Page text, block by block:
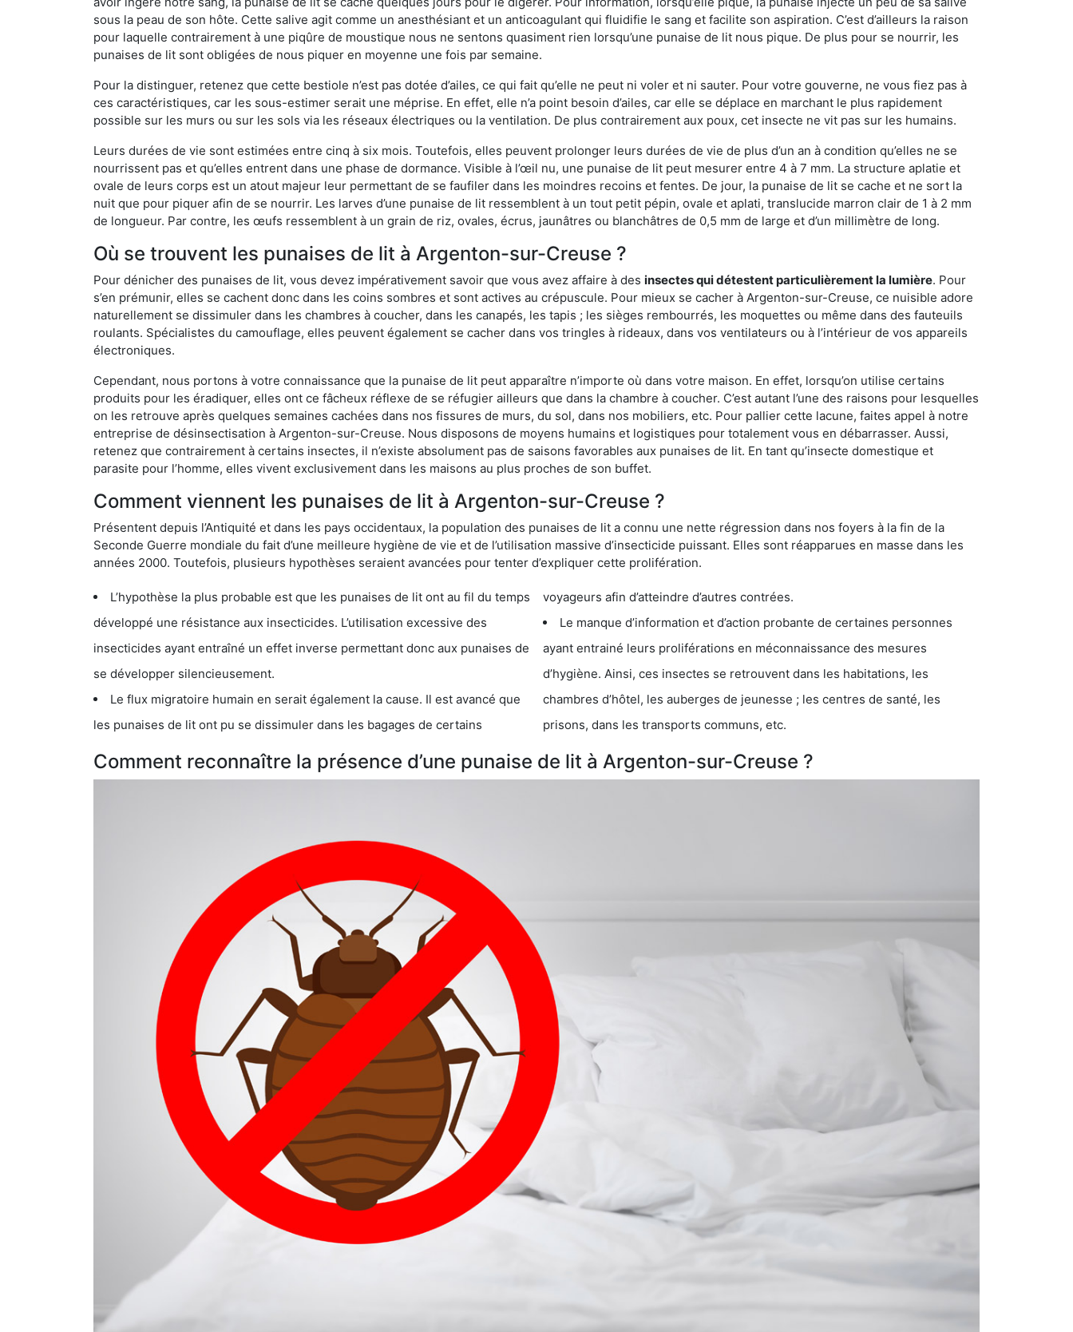
sous la peau de son hôte. Cette salive agit comme un anesthésiant et un anticoagulant qui fluidifie le sang et facilite son aspiration. C’est d’ailleurs la raison
pour laquelle contrairement à une piqûre de moustique nous ne sentons quasiment rien lorsqu’une punaise de lit nous pique. De plus pour se nourrir, les
punaises de lit sont obligées de nous piquer en moyenne une fois par semaine.
Pour la distinguer, retenez que cette bestiole n’est pas dotée d’ailes, ce qui fait qu’elle ne peut ni voler et ni sauter. Pour votre gouverne, ne vous fiez pas à
ces caractéristiques, car les sous-estimer serait une méprise. En effet, elle n’a point besoin d’ailes, car elle se déplace en marchant le plus rapidement
possible sur les murs ou sur les sols via les réseaux électriques ou la ventilation. De plus contrairement aux poux, cet insecte ne vit pas sur les humains.
Leurs durées de vie sont estimées entre cinq à six mois. Toutefois, elles peuvent prolonger leurs durées de vie de plus d’un an à condition qu’elles ne se
nourrissent pas et qu’elles entrent dans une phase de dormance. Visible à l’œil nu, une punaise de lit peut mesurer entre 4 à 7 mm. La structure aplatie et
ovale de leurs corps est un atout majeur leur permettant de se faufiler dans les moindres recoins et fentes. De jour, la punaise de lit se cache et ne sort la
nuit que pour piquer afin de se nourrir. Les larves d’une punaise de lit ressemblent à un tout petit pépin, ovale et aplati, translucide marron clair de 1 à 2 mm
de longueur. Par contre, les œufs ressemblent à un grain de riz, ovales, écrus, jaunâtres ou blanchâtres de 0,5 mm de large et d’un millimètre de long.
Où se trouvent les punaises de lit à Argenton-sur-Creuse ?
Pour dénicher des punaises de lit, vous devez impérativement savoir que vous avez affaire à des insectes qui détestent particulièrement la lumière. Pour
s’en prémunir, elles se cachent donc dans les coins sombres et sont actives au crépuscule. Pour mieux se cacher à Argenton-sur-Creuse, ce nuisible adore
naturellement se dissimuler dans les chambres à coucher, dans les canapés, les tapis ; les sièges rembourrés, les moquettes ou même dans des fauteuils
roulants. Spécialistes du camouflage, elles peuvent également se cacher dans vos tringles à rideaux, dans vos ventilateurs ou à l’intérieur de vos appareils
électroniques.
Cependant, nous portons à votre connaissance que la punaise de lit peut apparaître n’importe où dans votre maison. En effet, lorsqu’on utilise certains
produits pour les éradiquer, elles ont ce fâcheux réflexe de se réfugier ailleurs que dans la chambre à coucher. C’est autant l’une des raisons pour lesquelles
on les retrouve après quelques semaines cachées dans nos fissures de murs, du sol, dans nos mobiliers, etc. Pour pallier cette lacune, faites appel à notre
entreprise de désinsectisation à Argenton-sur-Creuse. Nous disposons de moyens humains et logistiques pour totalement vous en débarrasser. Aussi,
retenez que contrairement à certains insectes, il n’existe absolument pas de saisons favorables aux punaises de lit. En tant qu’insecte domestique et
parasite pour l’homme, elles vivent exclusivement dans les maisons au plus proches de son buffet.
Comment viennent les punaises de lit à Argenton-sur-Creuse ?
Présentent depuis l’Antiquité et dans les pays occidentaux, la population des punaises de lit a connu une nette régression dans nos foyers à la fin de la
Seconde Guerre mondiale du fait d’une meilleure hygiène de vie et de l’utilisation massive d’insecticide puissant. Elles sont réapparues en masse dans les
années 2000. Toutefois, plusieurs hypothèses seraient avancées pour tenter d’expliquer cette prolifération.
L’hypothèse la plus probable est que les punaises de lit ont au fil du temps
développé une résistance aux insecticides. L’utilisation excessive des
insecticides ayant entraîné un effet inverse permettant donc aux punaises de
se développer silencieusement.
Le flux migratoire humain en serait également la cause. Il est avancé que
les punaises de lit ont pu se dissimuler dans les bagages de certains
voyageurs afin d’atteindre d’autres contrées.
Le manque d’information et d’action probante de certaines personnes
ayant entrainé leurs proliférations en méconnaissance des mesures
d’hygiène. Ainsi, ces insectes se retrouvent dans les habitations, les
chambres d’hôtel, les auberges de jeunesse ; les centres de santé, les
prisons, dans les transports communs, etc.
Comment reconnaître la présence d’une punaise de lit à Argenton-sur-Creuse ?